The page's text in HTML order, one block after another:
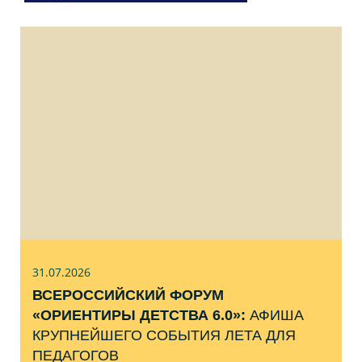
31.07.2026
ВСЕРОССИЙСКИЙ ФОРУМ
«ОРИЕНТИРЫ ДЕТСТВА 6.0»: АФИША
КРУПНЕЙШЕГО СОБЫТИЯ ЛЕТА ДЛЯ
ПЕДАГОГОВ